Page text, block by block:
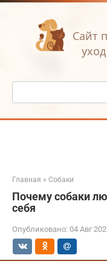
Перейти
Сайт
Поиск:
Главная » Собаки
Почему собаки
себя
Опубликовано: 04 Авг